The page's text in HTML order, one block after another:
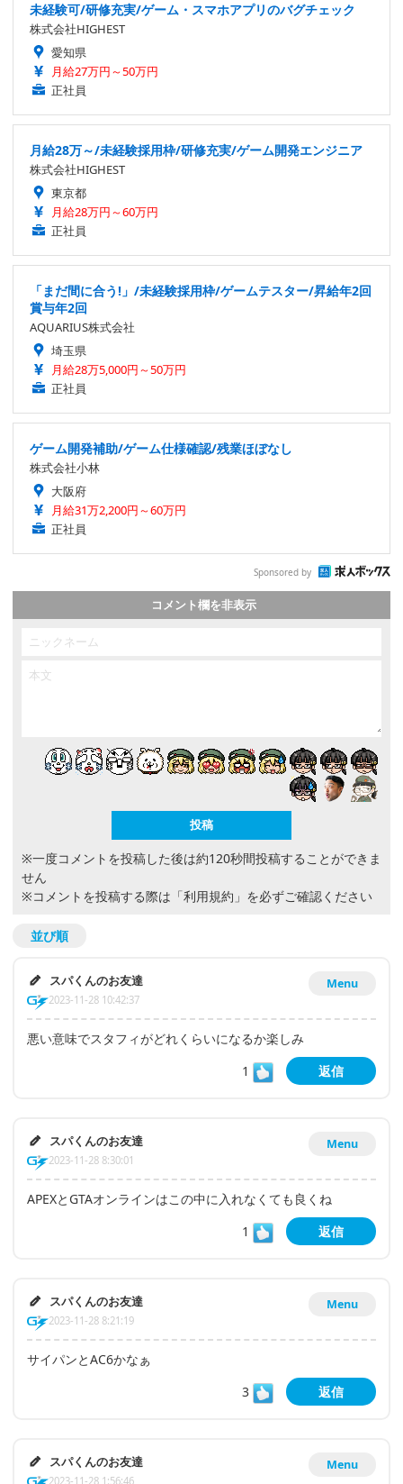
未経験可/研修充実/ゲーム・スマホアプリのバグチェック
株式会社HIGHEST
愛知県
月給27万円～50万円
正社員
月給28万～/未経験採用枠/研修充実/ゲーム開発エンジニア
株式会社HIGHEST
東京都
月給28万円～60万円
正社員
「まだ間に合う!」/未経験採用枠/ゲームテスター/昇給年2回
賞与年2回
AQUARIUS株式会社
埼玉県
月給28万5,000円～50万円
正社員
ゲーム開発補助/ゲーム仕様確認/残業ほぼなし
株式会社小林
大阪府
月給31万2,200円～60万円
正社員
Sponsored by
コメント欄を非表示
※一度コメントを投稿した後は約120秒間投稿することができま
せん
※コメントを投稿する際は 「利用規約」 を必ずご確認ください
並び順
Menu
スパくんのお友達
2023-11-28 10:42:37
悪い意味でスタフィがどれくらいになるか楽しみ
1
返信
Menu
スパくんのお友達
2023-11-28 8:30:01
APEXとGTAオンラインはこの中に入れなくても良くね
1
返信
Menu
スパくんのお友達
2023-11-28 8:21:19
サイパンとAC6かなぁ
3
返信
Menu
スパくんのお友達
2023-11-28 1:56:46